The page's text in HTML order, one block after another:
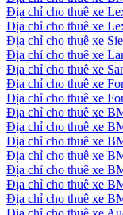
Địa chỉ cho thuê xe
Địa chỉ cho thuê xe
Địa chỉ cho thuê xe
Địa chỉ cho thuê xe
Địa chỉ cho thuê xe
Địa chỉ cho thuê xe
Địa chỉ cho thuê xe
Địa chỉ cho thuê xe
Địa chỉ cho thuê xe
Địa chỉ cho thuê xe
Địa chỉ cho thuê xe
Địa chỉ cho thuê xe
Địa chỉ cho thuê xe
Địa chỉ cho thuê xe